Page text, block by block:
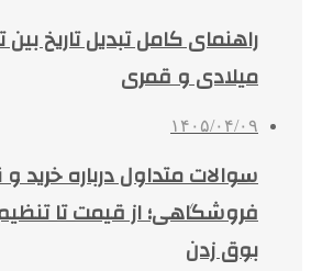
راهنمای کامل تبدیل تاریخ
میلادی و قمری
۱۴۰۵/۰۴/۰۹
سوالات متداول درباره
فروشگاهی؛ از قیمت تا
بوق زدن